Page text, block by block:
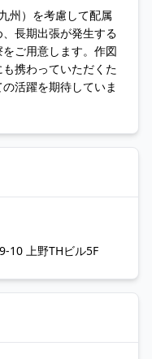
州）を考慮して配属
長期出張が発生する
ご用意します。作図
携わっていただくた
活躍を期待していま
10 上野THビル5F